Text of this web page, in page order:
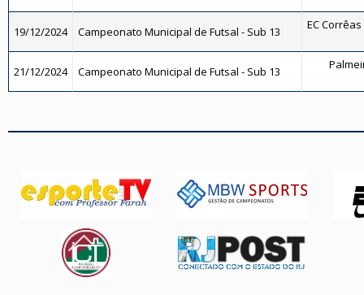
19/12/2024 Campeonato Municipal de Futsal - Sub 13 EC
21/12/2024 Campeonato Municipal de Futsal - Sub 13